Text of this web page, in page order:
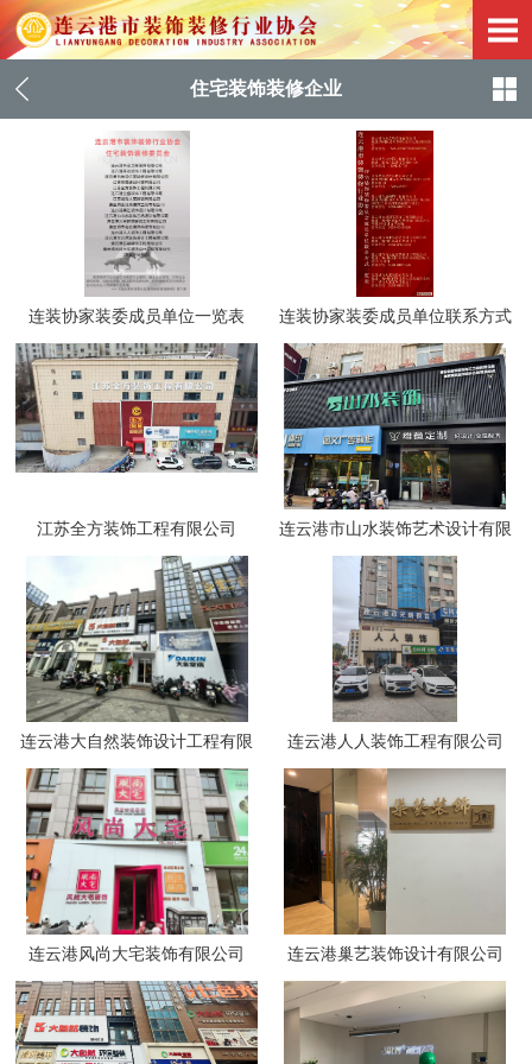
住宅装饰装修企业
连装协家装委成员单位一览表
连装协家装委成员单位联系方式
一览表
江苏全方装饰工程有限公司
连云港市山水装饰艺术设计有限
公司
连云港大自然装饰设计工程有限
公司
连云港人人装饰工程有限公司
连云港风尚大宅装饰有限公司 连云港巢艺装饰设计有限公司